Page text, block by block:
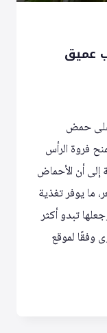
عميق
على حمض
فروة الرأس
إلى أن الأحماض
ما يوفر تغذية
تبدو أكثر
وفقًا لموقع